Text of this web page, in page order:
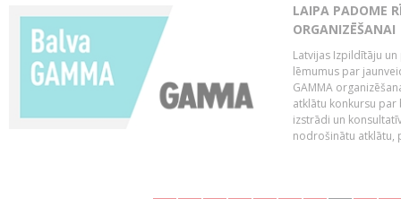
LAIPA PADOME
ORGANIZĒŠANAI
Latvijas Izpildītāju
lēmumus par
GAMMA
atklātu konkursu par
izstrādi un
nodrošinātu atklātu,